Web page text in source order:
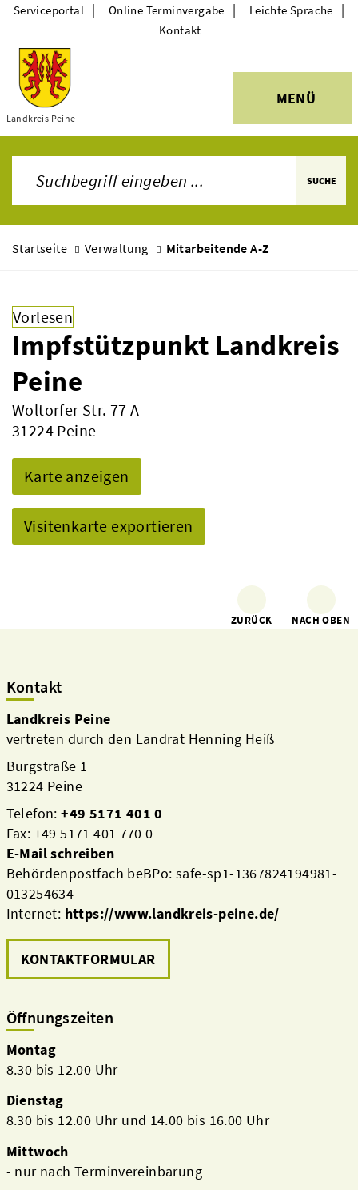
Themen
Landkreis Peine
MENÜ
Serviceportal | Online Terminvergabe | Leichte Sprache |
Kontakt
SUCHE
Startseite Verwaltung Mitarbeitende A-Z
Vorlesen
Impfstützpunkt Landkreis
Peine
Woltorfer Str. 77 A
31224 Peine
Karte anzeigen
Visitenkarte exportieren
ZURÜCK NACH OBEN
Kontakt
Landkreis Peine
vertreten durch den Landrat Henning Heiß
Burgstraße 1
31224 Peine
Telefon:+49 5171 401 0
Fax: +49 5171 401 770 0
E-Mail schreiben
Behördenpostfach beBPo: safe-sp1-1367824194981-
013254634
Internet: https://www.landkreis-peine.de/
KONTAKTFORMULAR
Öffnungszeiten
Montag
8.30 bis 12.00 Uhr
Dienstag
8.30 bis 12.00 Uhr und 14.00 bis 16.00 Uhr
Mittwoch
- nur nach Terminvereinbarung